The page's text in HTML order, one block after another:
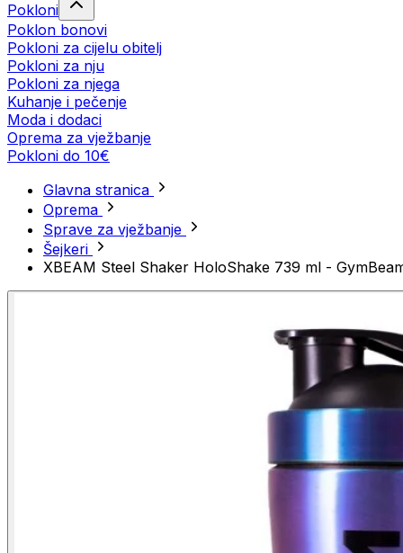
Pokloni
Poklon bonovi
Pokloni za cijelu obitelj
Pokloni za nju
Pokloni za njega
Kuhanje i pečenje
Moda i dodaci
Oprema za vježbanje
Pokloni do 10€
Glavna stranica
Oprema
Sprave za vježbanje
Šejkeri
XBEAM Steel Shaker HoloShake 739 ml -